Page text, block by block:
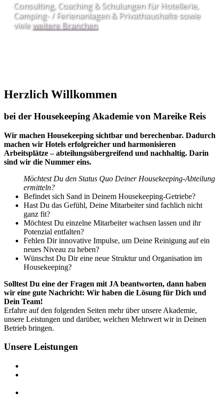
Consulting, Coaching & Schulungen für Hotellerie,
Camping- / Ferienanlagen & Privathaushalte sowie
vieleweitere Branchen
Herzlich Willkommen
bei der Housekeeping Akademie von Mareike Reis
Wir machen Housekeeping sichtbar und berechenbar. Dadurch
machen wir Hotels erfolgreicher und harmonisieren
Arbeitsplätze – abteilungsübergreifend und nachhaltig. Darin
sind wir die Nummer eins.
Möchtest Du den Status Quo Deiner Housekeeping-Abteilung
ermitteln?
Befindet sich Sand in Deinem Housekeeping-Getriebe?
Hast Du das Gefühl, Deine Mitarbeiter sind fachlich nicht
ganz fit?
Möchtest Du einzelne Mitarbeiter wachsen lassen und ihr
Potenzial entfalten?
Fehlen Dir innovative Impulse, um Deine Reinigung auf ein
neues Niveau zu heben?
Wünschst Du Dir eine neue Struktur und Organisation im
Housekeeping?
Solltest Du eine der Fragen mit JA beantworten, dann haben
wir eine gute Nachricht: Wir haben die Lösung für Dich und
Dein Team!
Erfahre auf den folgenden Seiten mehr über unsere Akademie,
unsere Leistungen und darüber, welchen Mehrwert wir in Deinen
Betrieb bringen.
Unsere Leistungen